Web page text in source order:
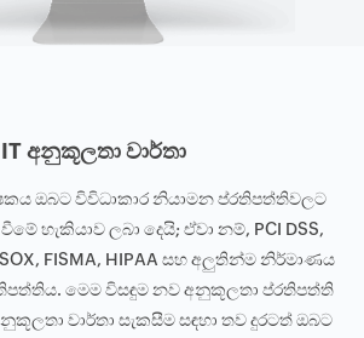
IT අනුකූලතා වාර්තා
ඔබට විවිධාකාර නියාමන ප්රතිපත්තිවලට
හැකියාව ලබා දෙයි; ඒවා නම්, PCI DSS,
SOX, FISMA, HIPAA සහ අලුතින්ම නිර්මාණය
මෙම විසඳුම නව අනුකූලතා ප්රතිපත්ති
වාර්තා සැකසීම සඳහා තව දුරටත් ඔබට